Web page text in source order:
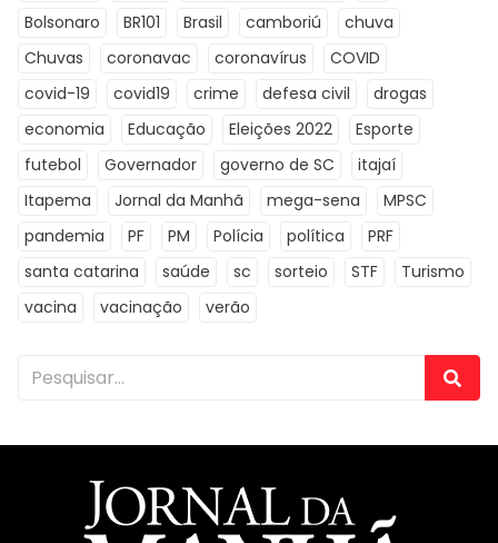
Bolsonaro
BR101 Brasil camboriú
chuva
Chuvas
coronavac coronavírus
COVID
covid-19
covid19 crime defesa civil
drogas
economia
Educação Eleições 2022
Esporte
futebol
Governador governo de SC
itajaí
Itapema
Jornal da Manhã mega-sena
MPSC
pandemia
PF PM Polícia política
PRF
santa catarina
saúde sc sorteio STF
Turismo
vacina
vacinação verão